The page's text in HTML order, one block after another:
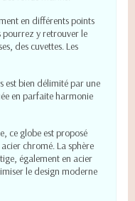
en différents points
pourrez y retrouver le
des cuvettes. Les
est bien délimité par une
en parfaite harmonie
ce globe est proposé
chromé. La sphère
également en acier
le design moderne